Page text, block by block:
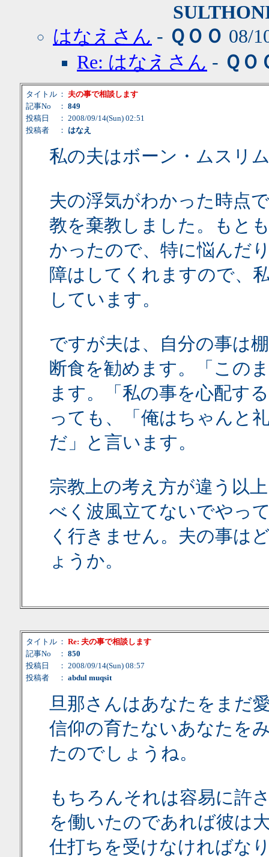
はなえさん - ＱＯＯ 08/
Re: はなえさん - ＱＯ
タイトル ： 夫の事で相談します
記事No
： 849
投稿日
： 2008/09/14(Sun) 02:51
投稿者
： はなえ
私の夫はボーン・ムスリ
夫の浮気がわかった時点
教を棄教しました。もと
かったので、特に悩んだ
障はしてくれますので、
しています。
ですが夫は、自分の事は
断食を勧めます。「この
ます。「私の事を心配す
っても、「俺はちゃんと
だ」と言います。
宗教上の考え方が違う以
べく波風立てないでやっ
く行きません。夫の事は
ょうか。
タイトル ： Re: 夫の事で相談します
記事No
： 850
投稿日
： 2008/09/14(Sun) 08:57
投稿者
： abdul muqsit
旦那さんはあなたをまだ
信仰の育たないあなたを
たのでしょうね。
もちろんそれは容易に許
を働いたのであれば彼は
仕打ちを受けなければな